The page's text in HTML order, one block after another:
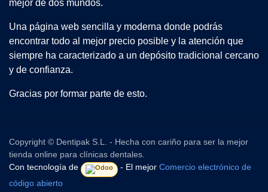
mejor de dos mundos.
Una página web sencilla y moderna donde podrás
encontrar todo al mejor precio posible y la atención que
siempre ha caracterizado a un depósito tradicional cercano
y de confianza.
Gracias por formar parte de esto.
Copyright © Dentipak S.L. - Hecha con cariño para ser la mejor
tienda online para clínicas dentales.
Con tecnología de
- El mejor Comercio electrónico de
código abierto